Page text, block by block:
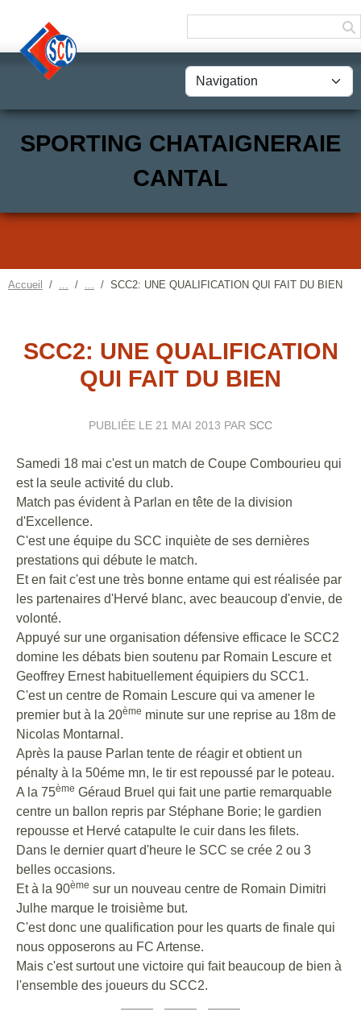
SPORTING CHATAIGNERAIE
CANTAL
Accueil SCC2: UNE QUALIFICATION QUI FAIT DU BIEN
SCC2: UNE QUALIFICATION
QUI FAIT DU BIEN
PUBLIÉE LE 21 MAI 2013 PAR SCC
Samedi 18 mai c'est un match de Coupe Combourieu qui
est la seule activité du club.
Match pas évident à Parlan en tête de la division
d'Excellence.
C'est une équipe du SCC inquiète de ses dernières
prestations qui débute le match.
Et en fait c'est une très bonne entame qui est réalisée par
les partenaires d'Hervé blanc, avec beaucoup d'envie, de
volonté.
Appuyé sur une organisation défensive efficace le SCC2
domine les débats bien soutenu par Romain Lescure et
Geoffrey Ernest habituellement équipiers du SCC1.
C'est un centre de Romain Lescure qui va amener le
premier but à la 20ème minute sur une reprise au 18m de
Nicolas Montarnal.
Après la pause Parlan tente de réagir et obtient un
pénalty à la 50éme mn, le tir est repoussé par le poteau.
A la 75ème Géraud Bruel qui fait une partie remarquable
centre un ballon repris par Stéphane Borie; le gardien
repousse et Hervé catapulte le cuir dans les filets.
Dans le dernier quart d'heure le SCC se crée 2 ou 3
belles occasions.
Et à la 90ème sur un nouveau centre de Romain Dimitri
Julhe marque le troisième but.
C'est donc une qualification pour les quarts de finale qui
nous opposerons au FC Artense.
Mais c'est surtout une victoire qui fait beaucoup de bien à
l'ensemble des joueurs du SCC2.